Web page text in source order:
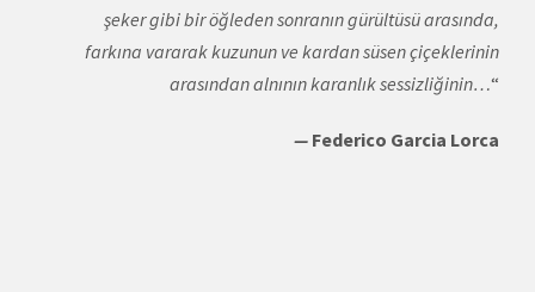
şeker gibi bir öğleden sonranın gürültüsü arasında,
farkına vararak kuzunun ve kardan süsen çiçeklerinin
arasından alnının karanlık sessizliğinin…“
— Federico Garcia Lorca